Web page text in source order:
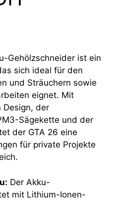
Gehölzschneider ist ein
sich ideal für den
und Sträuchern sowie
eignet. Mit
Design, der
Sägekette und der
der GTA 26 eine
für private Projekte
Der Akku-
mit Lithium-Ionen-